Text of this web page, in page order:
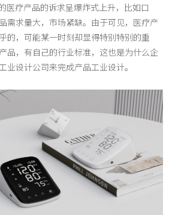
疗产品的诉求呈爆炸式上升，比如口
需求量大，市场紧缺。由于可见，医疗产
的，可能某一时刻却显得特别特别的重
品，有自己的行业标准，这也是为什么企
业设计公司来完成产品工业设计。